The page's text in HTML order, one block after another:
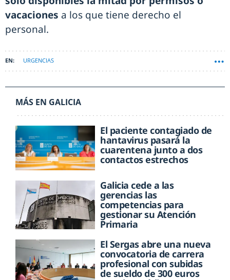
vacaciones a los que tiene derecho el
personal.
URGENCIAS
MÁS EN GALICIA
El paciente contagiado de
hantavirus pasará la
cuarentena junto a dos
contactos estrechos
Galicia cede a las
gerencias las
competencias para
gestionar su Atención
Primaria
El Sergas abre una nueva
convocatoria de carrera
profesional con subidas
de sueldo de 300 euros